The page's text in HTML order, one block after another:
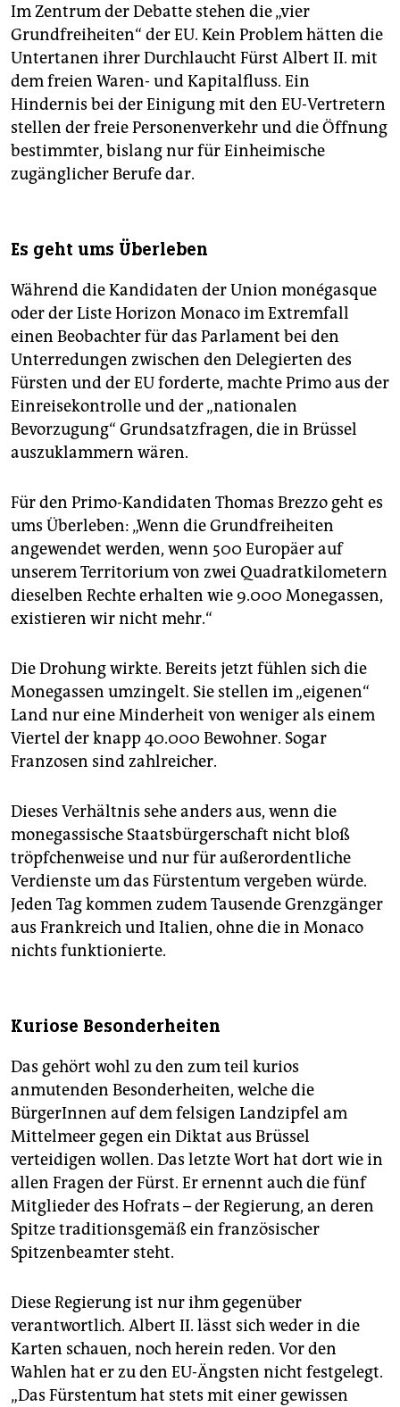
Im Zentrum der Debatte stehen die „vier
Grundfreiheiten“ der EU. Kein Problem hätten die
Untertanen ihrer Durchlaucht Fürst Albert II. mit
dem freien Waren- und Kapitalfluss. Ein
Hindernis bei der Einigung mit den EU-Vertretern
stellen der freie Personenverkehr und die Öffnung
bestimmter, bislang nur für Einheimische
zugänglicher Berufe dar.
Es geht ums Überleben
Während die Kandidaten der Union monégasque
oder der Liste Horizon Monaco im Extremfall
einen Beobachter für das Parlament bei den
Unterredungen zwischen den Delegierten des
Fürsten und der EU forderte, machte Primo aus der
Einreisekontrolle und der „nationalen
Bevorzugung“ Grundsatzfragen, die in Brüssel
auszuklammern wären.
Für den Primo-Kandidaten Thomas Brezzo geht es
ums Überleben: „Wenn die Grundfreiheiten
angewendet werden, wenn 500 Europäer auf
unserem Territorium von zwei Quadratkilometern
dieselben Rechte erhalten wie 9.000 Monegassen,
existieren wir nicht mehr.“
Die Drohung wirkte. Bereits jetzt fühlen sich die
Monegassen umzingelt. Sie stellen im „eigenen“
Land nur eine Minderheit von weniger als einem
Viertel der knapp 40.000 Bewohner. Sogar
Franzosen sind zahlreicher.
Dieses Verhältnis sehe anders aus, wenn die
monegassische Staatsbürgerschaft nicht bloß
tröpfchenweise und nur für außerordentliche
Verdienste um das Fürstentum vergeben würde.
Jeden Tag kommen zudem Tausende Grenzgänger
aus Frankreich und Italien, ohne die in Monaco
nichts funktionierte.
Kuriose Besonderheiten
Das gehört wohl zu den zum teil kurios
anmutenden Besonderheiten, welche die
BürgerInnen auf dem felsigen Landzipfel am
Mittelmeer gegen ein Diktat aus Brüssel
verteidigen wollen. Das letzte Wort hat dort wie in
allen Fragen der Fürst. Er ernennt auch die fünf
Mitglieder des Hofrats – der Regierung, an deren
Spitze traditionsgemäß ein französischer
Spitzenbeamter steht.
Diese Regierung ist nur ihm gegenüber
verantwortlich. Albert II. lässt sich weder in die
Karten schauen, noch herein reden. Vor den
Wahlen hat er zu den EU-Ängsten nicht festgelegt.
„Das Fürstentum hat stets mit einer gewissen